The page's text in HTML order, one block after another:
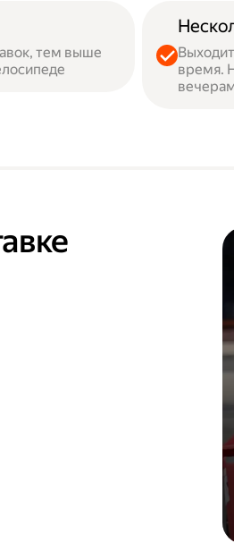
тем выше
время.